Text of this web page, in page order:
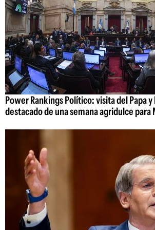
Power Rankings Político: visita del Papa
destacado de una semana agridulce para